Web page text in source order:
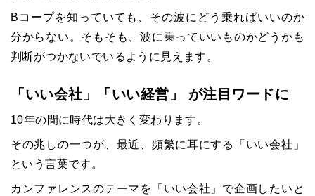
Bコープを知っていても、その波にどう乗ればいいのか
分からない。そもそも、波に乗っていいものかどうかも
判断がつかないでいるように見えます。
「いい会社」「いい経営」 が注目ワードに
10年の間に時代は大きく変わります。
その兆しの一つが、最近、頻繁に耳にする「いい会社」
という言葉です。
カンファレンスのテーマを「いい会社」で企画したいと